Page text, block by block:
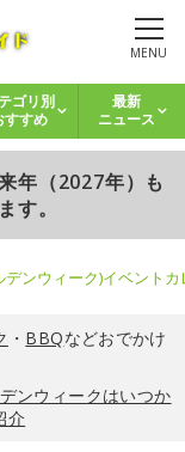
MENU
ゴリ別
すすめ
最新
ニュース
年（2027年）も
す。
デンウィーク)イベント
・ BBQなどおでかけ
ンウィークはいつか
介